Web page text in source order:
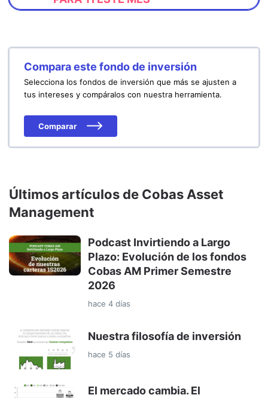
Compara este fondo de inversión
Selecciona los fondos de inversión que más se ajusten a
tus intereses y compáralos con nuestra herramienta.
Comparar
Últimos artículos de Cobas Asset
Management
Podcast Invirtiendo a Largo
Plazo: Evolución de los fondos
Cobas AM Primer Semestre
2026
hace 4 días
Nuestra filosofía de inversión
hace 5 días
El mercado cambia. El